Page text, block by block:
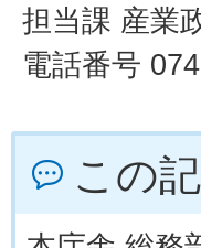
担当課 産業
電話番号
この